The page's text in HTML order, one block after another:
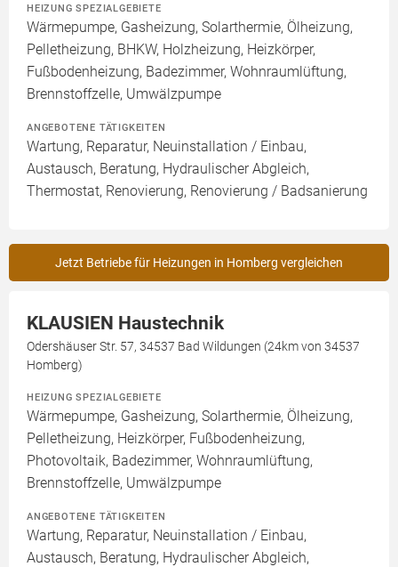
HEIZUNG SPEZIALGEBIETE
Wärmepumpe, Gasheizung, Solarthermie, Ölheizung,
Pelletheizung, BHKW, Holzheizung, Heizkörper,
Fußbodenheizung, Badezimmer, Wohnraumlüftung,
Brennstoffzelle, Umwälzpumpe
ANGEBOTENE TÄTIGKEITEN
Wartung, Reparatur, Neuinstallation / Einbau,
Austausch, Beratung, Hydraulischer Abgleich,
Thermostat, Renovierung, Renovierung / Badsanierung
Jetzt Betriebe für Heizungen in Homberg vergleichen
KLAUSIEN Haustechnik
Odershäuser Str. 57, 34537 Bad Wildungen (24km von 34537
Homberg)
HEIZUNG SPEZIALGEBIETE
Wärmepumpe, Gasheizung, Solarthermie, Ölheizung,
Pelletheizung, Heizkörper, Fußbodenheizung,
Photovoltaik, Badezimmer, Wohnraumlüftung,
Brennstoffzelle, Umwälzpumpe
ANGEBOTENE TÄTIGKEITEN
Wartung, Reparatur, Neuinstallation / Einbau,
Austausch, Beratung, Hydraulischer Abgleich,